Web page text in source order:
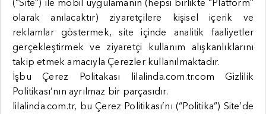
(“Site”) ile mobil uygulamanın (hepsi birlikte “Platform”
olarak anılacaktır) ziyaretçilere kişisel içerik ve
reklamlar göstermek, site içinde analitik faaliyetler
gerçekleştirmek ve ziyaretçi kullanım alışkanlıklarını
takip etmek amacıyla Çerezler kullanılmaktadır.
İşbu Çerez Politakası lilalinda.com.tr.com Gizlilik
Politikası’nın ayrılmaz bir parçasıdır.
lilalinda.com.tr, bu Çerez Politikası’nı (“Politika”) Site’de